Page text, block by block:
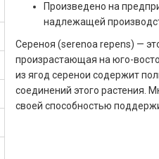
Произведено на
надлежащей
Сереноя (serenoa repens) —
произрастающая на юго-
из ягод серенои содержит
соединений этого растения.
своей способностью